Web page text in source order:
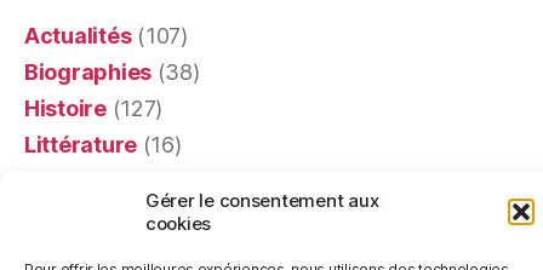
Gérer le consentement aux
cookies
Actualités(107)
Biographies (38)
Histoire(127)
Littérature (16)
(24)